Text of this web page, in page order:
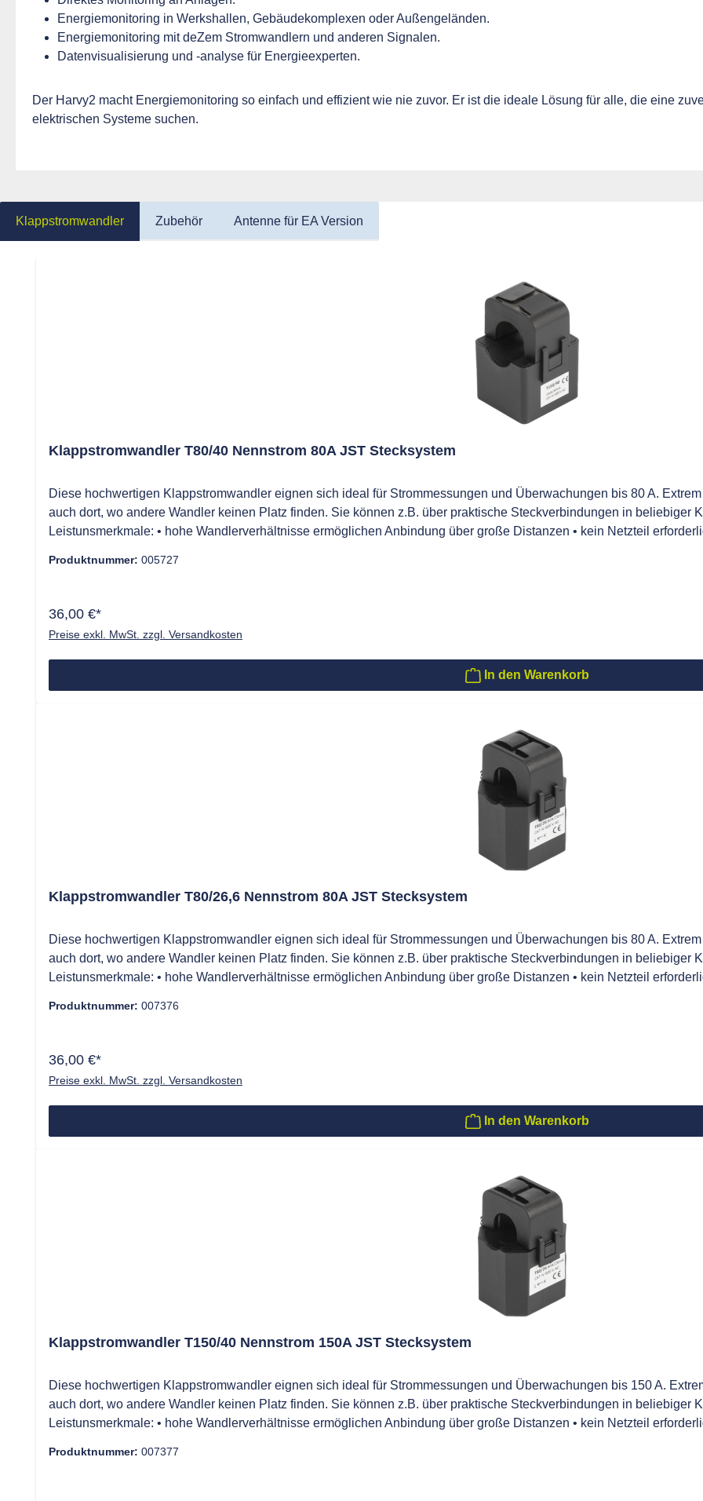
Energiemonitoring in Werkshallen, Gebäudekomplexen oder Außengeländen.
Energiemonitoring mit deZem Stromwandlern und anderen Signalen.
Datenvisualisierung und -analyse für Energieexperten.
Der Harvy2 macht Energiemonitoring so einfach und effizient wie nie zuvor. Er ist die ideale Lösung für alle, die eine
elektrischen Systeme suchen.
Klappstromwandler Zubehör Antenne für EA Version
Klappstromwandler T80/40 Nennstrom 80A JST Stecksystem
Diese hochwertigen Klappstromwandler eignen sich ideal für Strommessungen und Überwachungen bis 80 A.
auch dort, wo andere Wandler keinen Platz finden. Sie können z.B. über praktische Steckverbindungen in beliebiger
Leistunsmerkmale: • hohe Wandlerverhältnisse ermöglichen Anbindung über große Distanzen • kein Netzteil
Produktnummer: 005727
36,00 €*
Preise exkl. MwSt. zzgl. Versandkosten
In den Warenkorb
Klappstromwandler T80/26,6 Nennstrom 80A JST Stecksystem
Diese hochwertigen Klappstromwandler eignen sich ideal für Strommessungen und Überwachungen bis 80 A.
auch dort, wo andere Wandler keinen Platz finden. Sie können z.B. über praktische Steckverbindungen in beliebiger
Leistunsmerkmale: • hohe Wandlerverhältnisse ermöglichen Anbindung über große Distanzen • kein Netzteil
Produktnummer: 007376
36,00 €*
Preise exkl. MwSt. zzgl. Versandkosten
In den Warenkorb
Klappstromwandler T150/40 Nennstrom 150A JST Stecksystem
Diese hochwertigen Klappstromwandler eignen sich ideal für Strommessungen und Überwachungen bis 150 A.
auch dort, wo andere Wandler keinen Platz finden. Sie können z.B. über praktische Steckverbindungen in beliebiger
Leistunsmerkmale: • hohe Wandlerverhältnisse ermöglichen Anbindung über große Distanzen • kein Netzteil
Produktnummer: 007377